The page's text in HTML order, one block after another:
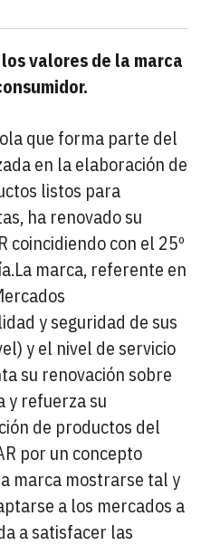
valores de la marca
que forma parte del
en la elaboración de
listos para
ha renovado su
coincidiendo con el 25º
La marca, referente en
y seguridad de sus
y el nivel de servicio
su renovación sobre
y refuerza su
de productos del
por un concepto
marca mostrarse tal y
a los mercados a
a satisfacer las